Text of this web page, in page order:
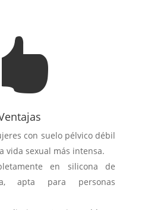
con suelo pélvico débil
vida sexual más intensa.
en silicona de
apta para personas